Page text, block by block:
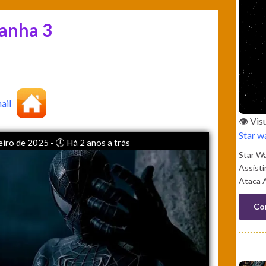
3
de 2025 - 🕒 Há 2 anos a trás
👁️
Star
Star
Ataca